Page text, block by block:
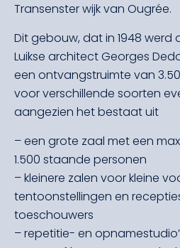
Transenster wijk van Ougrée.
Dit gebouw, dat in 1948
Luikse architect Georges
een ontvangstruimte van
voor verschillende soorten
aangezien het bestaat uit
– een grote zaal met een
1.500 staande personen
– kleinere zalen voor kleine
tentoonstellingen en
toeschouwers
– repetitie- en